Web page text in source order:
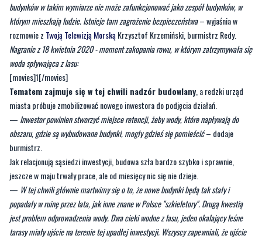
zagospodarowania wód z opadów, a inwestor zaczął realizować, na podstawie
pozwolenia na budowę, tę inwestycję. Pojawił się problem, jest trzeci inwestor, do
dzisiaj się z nami nie skontaktował, jak twierdzi wstrzymał budowę. Stan istniejący
budynków w takim wymiarze nie może zafunkcjonować jako zespół budynków, w
którym mieszkają ludzie. Istnieje tam zagrożenie bezpieczeństwa
rozmowie zTwoją Telewizją Morską
Nagranie z 18 kwietnia 2020 - moment zakopania rowu, w którym zatrzymywała się
woda spływająca z lasu:
[movies]1[/movies]
Tematem zajmuje się w tej chwili nadzór budowlany, a redzki urząd
miasta próbuje zmobilizować nowego inwestora do podjęcia działań.
—Inwestor powinien stworzyć miejsce retencji, żeby wody, które napływają do
obszaru, gdzie są wybudowane budynki, mogły gdzieś się pomieścić
burmistrz.
Jak relacjonują sąsiedzi inwestycji, budowa szła bardzo szybko i sprawnie,
jeszcze w maju trwały prace, ale od miesięcy nic się nie dzieje.
—W tej chwili głównie martwimy się o to, że nowe budynki będą tak stały i